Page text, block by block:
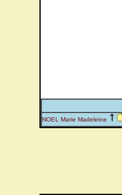
NOEL Marie Madeleine